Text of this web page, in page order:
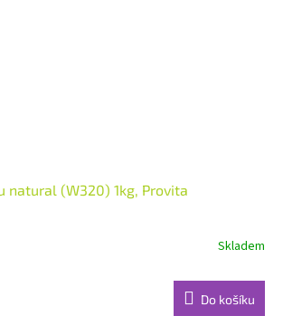
natural (W320) 1kg, Provita
Skladem
Do košíku